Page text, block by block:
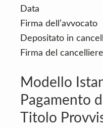
Data
Firma dell’avvocato
Depositato in
Firma del cancelliere
Modello
Pagamento
Titolo